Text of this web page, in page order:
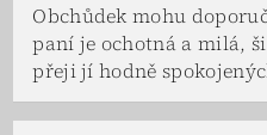
Obchůdek mohu
paní je ochotná a milá,
přeji jí hodně